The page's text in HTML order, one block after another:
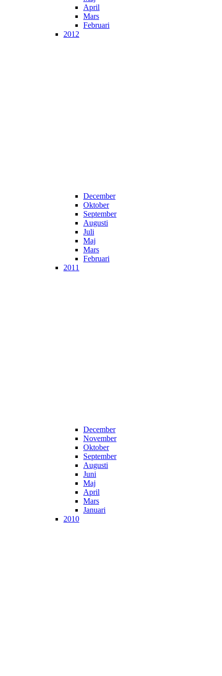
April
Mars
Februari
2012
December
Oktober
September
Augusti
Juli
Maj
Mars
Februari
2011
December
November
Oktober
September
Augusti
Juni
Maj
April
Mars
Januari
2010